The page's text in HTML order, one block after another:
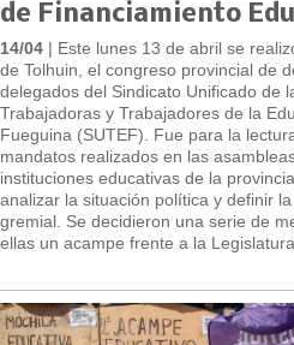
de Financiamiento
14/04 | Este lunes 13 de abril se
de Tolhuin, el congreso provincial de
delegados del Sindicato Unificado de
Trabajadoras y Trabajadores de la
Fueguina (SUTEF). Fue para la
mandatos realizados en las
instituciones educativas de la
analizar la situación política y definir
gremial. Se decidieron una serie de
ellas un acampe frente a la